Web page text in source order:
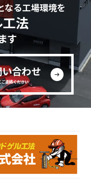
なる工場環境を
法
す
合わせ
連絡ください